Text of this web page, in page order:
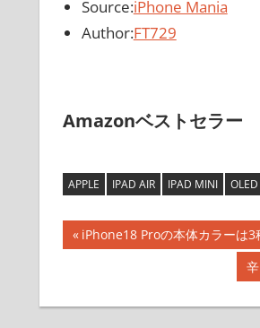
Source:iPhone Mania
Author:FT729
Amazonベストセラー
APPLE IPAD AIR IPAD MINI OLED
投
ナ
前
iPhone18 Proの本体カラーは
次
の
記